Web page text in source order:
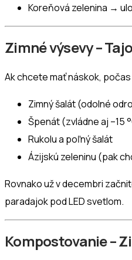
Koreňová zelenina →
Zimné výsevy –
Ak chcete mať náskok,
Zimný šalát (odolné
Špenát (zvládne aj –15
Rukolu a poľný šalát
Ázijskú zeleninu (pak
Rovnako už v decembri
paradajok pod LED svetlom.
Kompostovanie –